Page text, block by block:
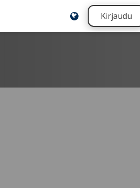
Kirjaudu